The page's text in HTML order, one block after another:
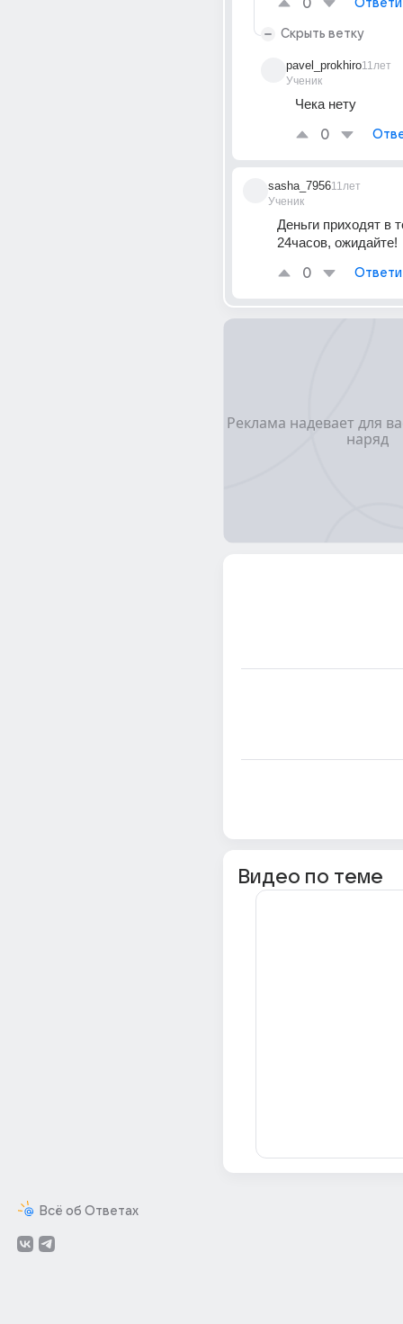
Всё об Ответах
0
Скрыть ветку
pavel_prokhiro
Ученик
11лет
Чека нету
0
sasha_7956
Ученик
11лет
Деньги приходят в
24часов, ожидайте!
0
Видео по теме